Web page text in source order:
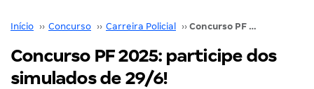
Início ›› Concurso ›› Carreira Policial ›› Concurso PF 2025: participe dos simulados de 29/6!
Concurso PF 2025: participe dos
simulados de 29/6!